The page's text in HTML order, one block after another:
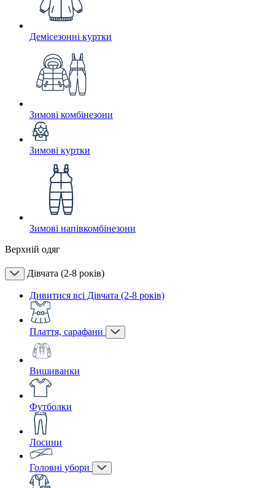
Демісезонні куртки
Зимові комбінезони
Зимові куртки
Зимові напівкомбінезони
Верхній одяг
Дівчата (2-8 років)
Дивитися всі Дівчата (2-8 років)
Плаття, сарафани
Вишиванки
Футболки
Лосини
Головні убори